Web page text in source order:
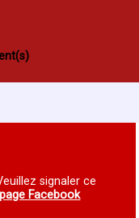
signaler ce
page Facebook